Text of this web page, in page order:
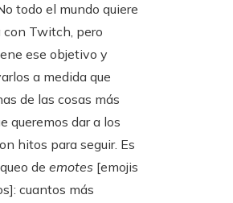
todo el mundo quiere
con Twitch, pero
ese objetivo y
a medida que
de las cosas más
queremos dar a los
hitos para seguir. Es
de emotes [emojis
cuantos más